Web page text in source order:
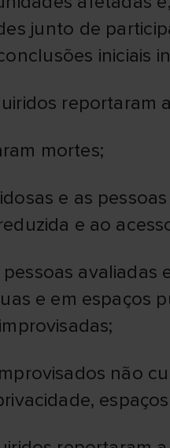
junto de
iniciais
reportaram
mortes;
e as
e ao
avaliadas
e em espaços
não